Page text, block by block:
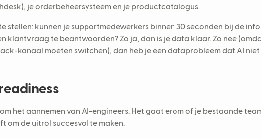
je orderbeheersysteem en je productcatalogus.
stellen: kunnen je supportmedewerkers binnen 30 seconden bij de
klantvraag te beantwoorden? Zo ja, dan is je data klaar. Zo nee
kanaal moeten switchen), dan heb je een dataprobleem dat AI
het aannemen van AI-engineers. Het gaat erom of je bestaande
om de uitrol succesvol te maken.